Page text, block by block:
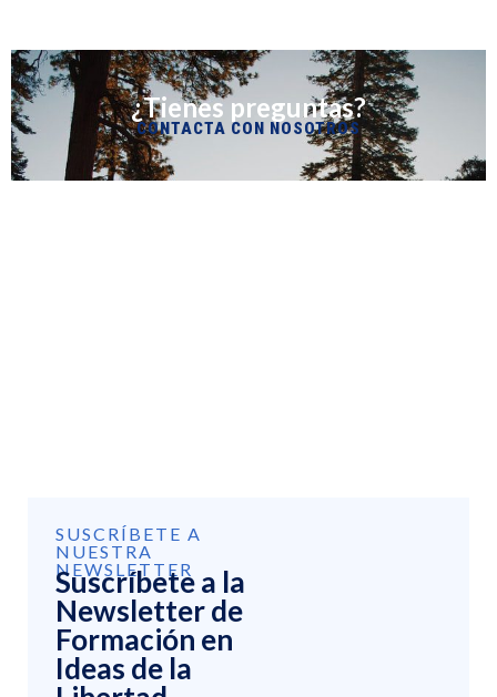
¿Tienes preguntas?
CONTACTA CON NOSOTROS
SUSCRÍBETE A
NUESTRA
NEWSLETTER
Suscríbete a la
Newsletter de
Formación en
Ideas de la